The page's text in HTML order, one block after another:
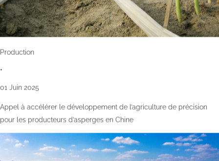
Production
•
01 Juin 2025
Appel à accélérer le développement de l’agriculture de précision
pour les producteurs d’asperges en Chine